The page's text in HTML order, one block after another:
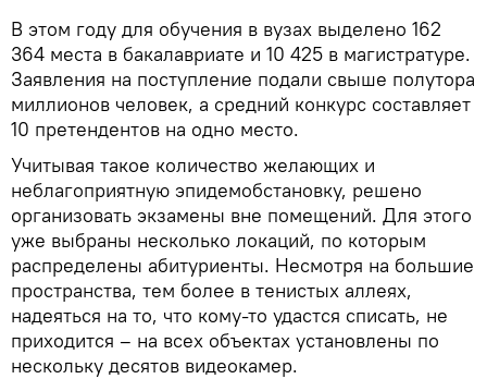
В этом году для обучения в вузах выделено 162
364 места в бакалавриате и 10 425 в магистратуре.
Заявления на поступление подали свыше полутора
миллионов человек, а средний конкурс составляет
10 претендентов на одно место.
Учитывая такое количество желающих и
неблагоприятную эпидемобстановку, решено
организовать экзамены вне помещений. Для этого
уже выбраны несколько локаций, по которым
распределены абитуриенты. Несмотря на большие
пространства, тем более в тенистых аллеях,
надеяться на то, что кому-то удастся списать, не
приходится – на всех объектах установлены по
нескольку десятов видеокамер.